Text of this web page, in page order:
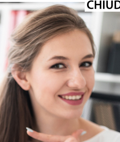
ULTIMI ARTICOLI
CRONACA
Operaio morto
in un’azienda di
lutto cittadino
per i funerali
CRONACA
A Palazzo
Casa della